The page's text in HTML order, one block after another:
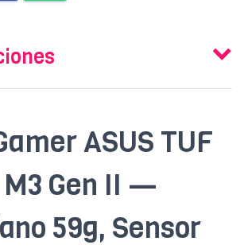
ASUS TUF
Gen II —
59g, Sensor